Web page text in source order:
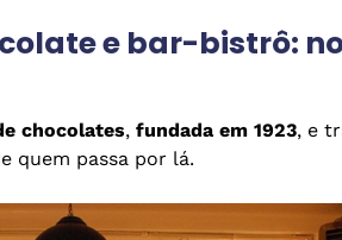
e bar-bistrô:
chocolates, fundada em 1923, e
quem passa por lá.